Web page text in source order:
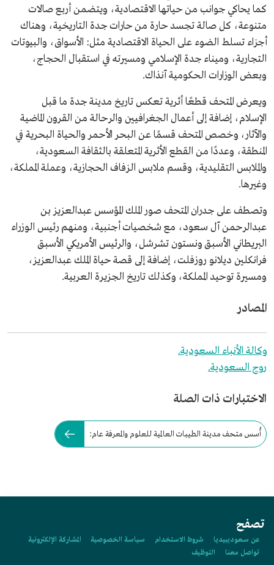
كما يحاكي جوانب من حياتها الاقتصادية، ويتضمن أربع صالات
متنوعة، كل صالة تجسد حارة من حارات جدة التاريخية، وهناك
أجزاء تسلط الضوء على الحياة الاقتصادية مثل: الأسواق، والبيوتات
التجارية، وميناء جدة الإسلامي ومسيرته في استقبال الحجاج،
وبعض الوزارات الحكومية آنذاك.
ويعرض المتحف قطعًا أثرية تعكس تاريخ مدينة جدة ما قبل
الإسلام، إضافة إلى أعمال الجغرافيين والرحالة من القرون الماضية
والآثار، وخصص المتحف قسمًا عن البحر الأحمر والحياة البحرية في
المنطقة، وعددًا من القطع الأثرية المتعلقة بالثقافة السعودية،
والملابس التقليدية، وقسم ملابس الزفاف الحجازية، وعملة المملكة،
وغيرها.
وتصطف على جدران المتحف صور الملك المؤسس عبدالعزيز بن
عبدالرحمن آل سعود، مع شخصيات أجنبية، ومنهم رئيس الوزراء
البريطاني الأسبق ونستون تشرشل، والرئيس الأمريكي الأسبق
فرانكلين ديلانو روزفلت، إضافة إلى قصة حياة الملك عبدالعزيز،
ومسيرة توحيد المملكة، وكذلك تاريخ الجزيرة العربية.
المصادر
وكالة الأنباء السعودية.
روح السعودية.
الاختبارات ذات الصلة
أُسس متحف مدينة الطيبات العالمية للعلوم والمعرفة عام:
تصفح
عن سعوديبيديا شروط الاستخدام سياسة الخصوصية
المشاركة الإلكترونية
تواصل معنا
التوظيف